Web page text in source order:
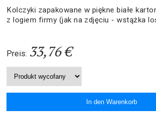
Kolczyki zapakowane w piękne białe
z logiem firmy (jak na zdjęciu - wstążka
Preis: 33,76 €